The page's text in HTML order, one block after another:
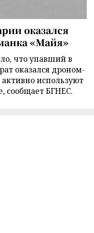
оказался
«Майя»
что упавший в
оказался дроном-
используют
сообщает БГНЕС.